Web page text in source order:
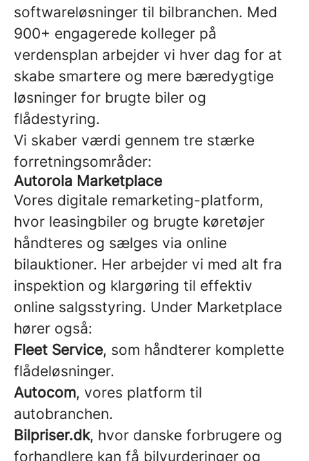
softwareløsninger til bilbranchen. Med
900+ engagerede kolleger på
verdensplan arbejder vi hver dag for at
skabe smartere og mere bæredygtige
løsninger for brugte biler og
flådestyring.
Vi skaber værdi gennem tre stærke
forretningsområder:
Autorola Marketplace
Vores digitale remarketing-platform,
hvor leasingbiler og brugte køretøjer
håndteres og sælges via online
bilauktioner. Her arbejder vi med alt fra
inspektion og klargøring til effektiv
online salgsstyring. Under Marketplace
hører også:
Fleet Service, som håndterer komplette
flådeløsninger.
Autocom, vores platform til
autobranchen.
Bilpriser.dk, hvor danske forbrugere og
forhandlere kan få bilvurderinger og